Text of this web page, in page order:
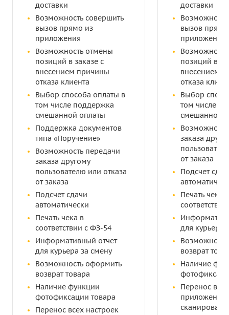
доставки
Возможность совершить
вызов прямо из
приложения
Возможность отмены
позиций в заказе c
внесением причины
отказа клиента
Выбор способа оплаты в
том числе поддержка
смешанной оплаты
Поддержка документов
типа «Поручение»
Возможность передачи
заказа другому
пользователю или отказа
от заказа
Подсчет сдачи
автоматически
Печать чека в
соответствии с ФЗ-54
Информативный отчет
для курьера за смену
Возможность оформить
возврат товара
Наличие функции
фотофиксации товара
Перенос всех настроек
доставки
вызов прямо
приложения
позиций в
внесением
отказа
Выбор
том числе
смешанной
заказа
от заказа
Подсчет
Печать чека в
для курьера
возврат
Наличие
Перенос
приложения